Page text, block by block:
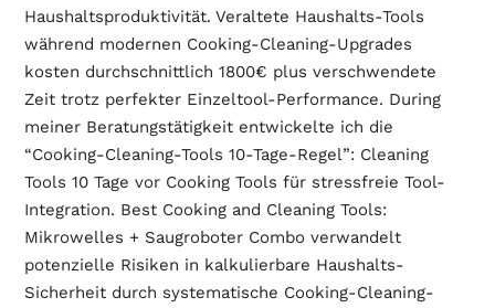
Haushaltsproduktivität. Veraltete Haushalts-Tools
während modernen Cooking-Cleaning-Upgrades
kosten durchschnittlich 1800€ plus verschwendete
Zeit trotz perfekter Einzeltool-Performance. During
meiner Beratungstätigkeit entwickelte ich die
“Cooking-Cleaning-Tools 10-Tage-Regel”: Cleaning
Tools 10 Tage vor Cooking Tools für stressfreie Tool-
Integration. Best Cooking and Cleaning Tools:
Mikrowelles + Saugroboter Combo verwandelt
potenzielle Risiken in kalkulierbare Haushalts-
Sicherheit durch systematische Cooking-Cleaning-